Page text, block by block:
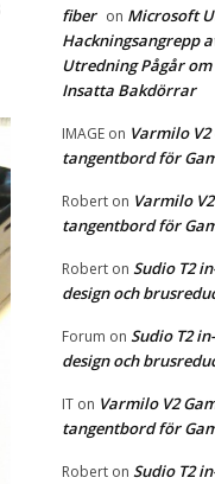
fiber on Microsoft
Hackningsangrepp
Utredning Pågår
Insatta Bakdörrar
IMAGE on Varmilo
tangentbord för
Robert on Varmilo
tangentbord för
Robert on Sudio T2
design och
Forum on Sudio T2
design och
IT on Varmilo V2
tangentbord för
Robert on Sudio T2